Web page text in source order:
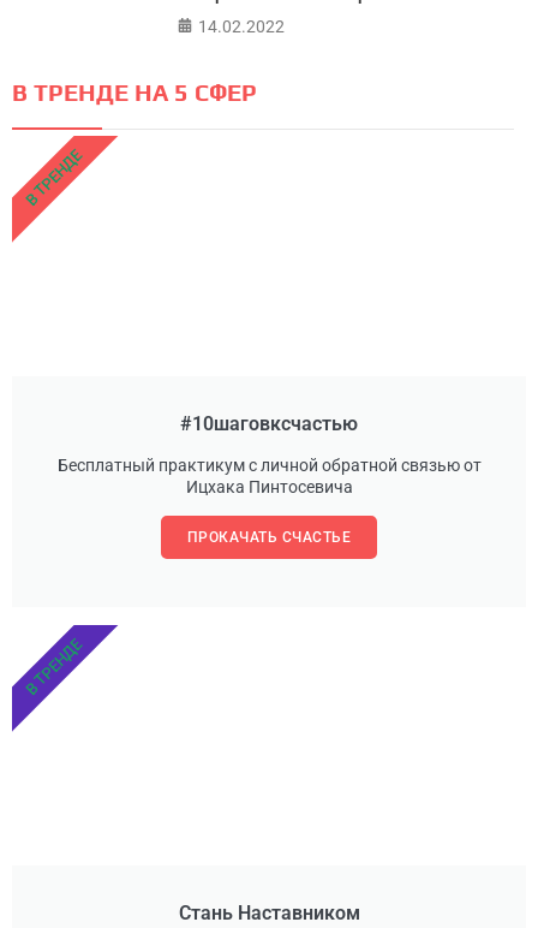
14.02.2022
В ТРЕНДЕ НА 5 СФЕР
#10шаговксчастью
Бесплатный практикум с личной обратной связью от
Ицхака Пинтосевича
ПРОКАЧАТЬ СЧАСТЬЕ
В ТРЕНДЕ
Стань Наставником
В ТРЕНДЕ